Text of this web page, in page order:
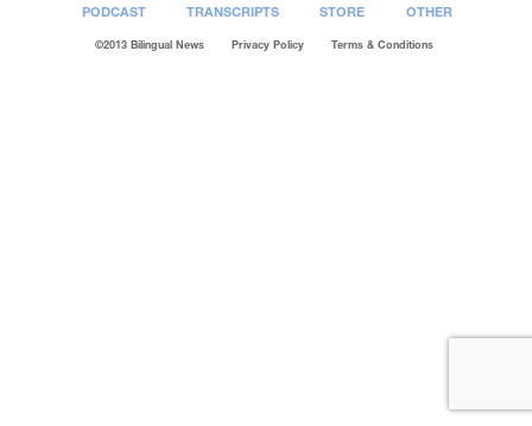
PODCAST TRANSCRIPTS STORE OTHER
©2013 Bilingual News Privacy Policy Terms & Conditions